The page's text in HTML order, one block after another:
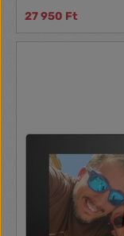
27 950 Ft